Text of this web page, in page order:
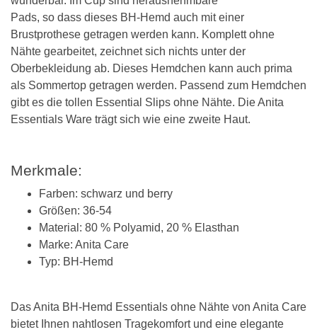
Pads, so dass dieses BH-Hemd auch mit einer
Brustprothese getragen werden kann. Komplett ohne
Nähte gearbeitet, zeichnet sich nichts unter der
Oberbekleidung ab. Dieses Hemdchen kann auch prima
als Sommertop getragen werden. Passend zum Hemdchen
gibt es die tollen Essential Slips ohne Nähte. Die Anita
Essentials Ware trägt sich wie eine zweite Haut.
Merkmale:
Farben: schwarz und berry
Größen: 36-54
Material: 80 % Polyamid, 20 % Elasthan
Marke: Anita Care
Typ: BH-Hemd
Das Anita BH-Hemd Essentials ohne Nähte von Anita Care
bietet Ihnen nahtlosen Tragekomfort und eine elegante